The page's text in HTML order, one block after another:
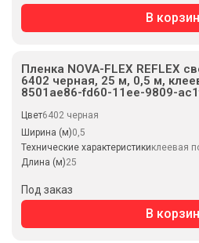
В
Пленка NOVA-FLEX REFLEX
6402 черная, 25 м, 0,5 м,
8501ae86-fd60-11ee-9809-
Цвет6402 черная
Ширина (м)0,5
Технические характеристикиклеевая
Длина (м)25
Под заказ
В